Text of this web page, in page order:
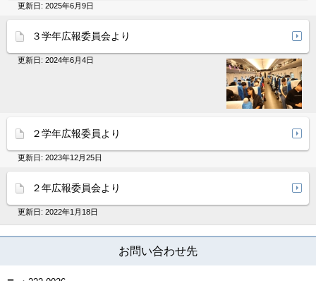
更新日: 2025年6月9日
３学年広報委員会より
更新日: 2024年6月4日
２学年広報委員より
更新日: 2023年12月25日
２年広報委員会より
更新日: 2022年1月18日
お問い合わせ先